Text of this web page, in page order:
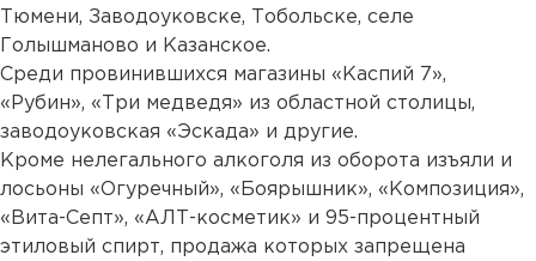
Тюмени, Заводоуковске, Тобольске, селе
Голышманово и Казанское.
Среди провинившихся магазины «Каспий 7»,
«Рубин», «Три медведя» из областной столицы,
заводоуковская «Эскада» и другие.
Кроме нелегального алкоголя из оборота изъяли и
лосьоны «Огуречный», «Боярышник», «Композиция»,
«Вита-Септ», «АЛТ-косметик» и 95-процентный
этиловый спирт, продажа которых запрещена